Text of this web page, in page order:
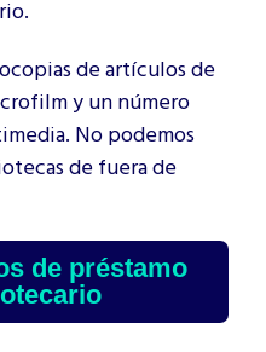
de artículos de
y un número
No podemos
de fuera de
de préstamo